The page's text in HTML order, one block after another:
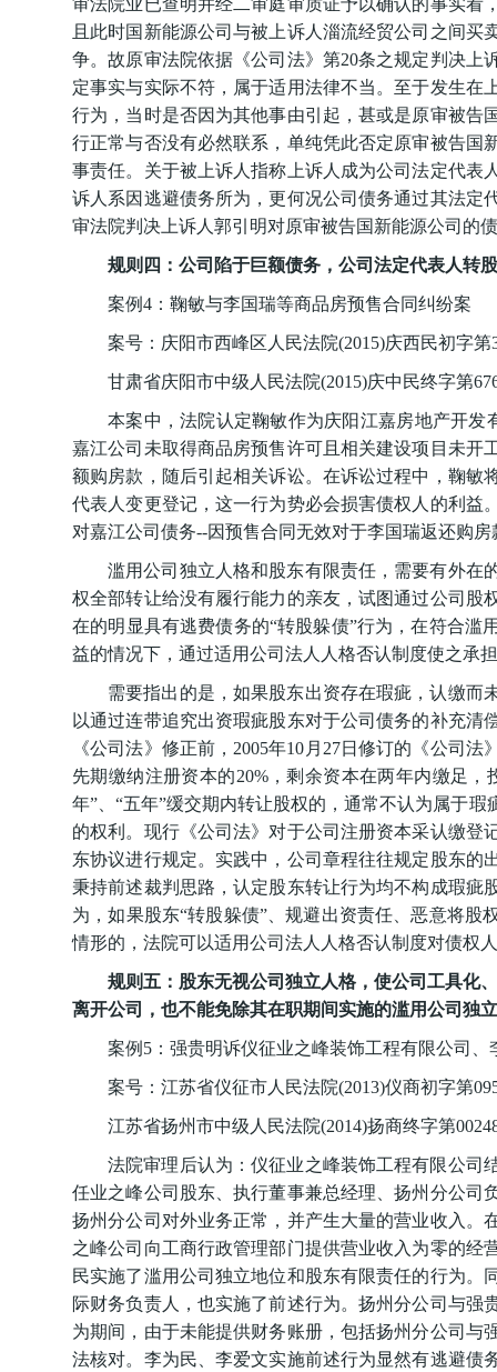
审法院业已查明并经二审庭审质证予以确认的事实看
且此时国新能源公司与被上诉人淄流经贸公司之间
争。故原审法院依据《公司法》第20条之规定判决
定事实与实际不符，属于适用法律不当。至于发生
行为，当时是否因为其他事由引起，甚或是原审被告
行正常与否没有必然联系，单纯凭此否定原审被告国
事责任。关于被上诉人指称上诉人成为公司法定代表
诉人系因逃避债务所为，更何况公司债务通过其法定
审法院判决上诉人郭引明对原审被告国新能源公司的
规则四：公司陷于巨额债务，公司法定代表人转
案例4：鞠敏与李国瑞等商品房预售合同纠纷案
案号：庆阳市西峰区人民法院(2015)庆西民初字
甘肃省庆阳市中级人民法院(2015)庆中民终字第
本案中，法院认定鞠敏作为庆阳江嘉房地产开
嘉江公司未取得商品房预售许可且相关建设项目未开
额购房款，随后引起相关诉讼。在诉讼过程中，鞠敏
代表人变更登记，这一行为势必会损害债权人的利益
对嘉江公司债务--因预售合同无效对于李国瑞返还购
滥用公司独立人格和股东有限责任，需要有外在
权全部转让给没有履行能力的亲友，试图通过公司股
在的明显具有逃费债务的“转股躲债”行为，在符合
益的情况下，通过适用公司法人人格否认制度使之承
需要指出的是，如果股东出资存在瑕疵，认缴而
以通过连带追究出资瑕疵股东对于公司债务的补充
《公司法》修正前，2005年10月27日修订的《公司
先期缴纳注册资本的20%，剩余资本在两年内缴足
年”、“五年”缓交期内转让股权的，通常不认为属于
的权利。现行《公司法》对于公司注册资本采认缴
东协议进行规定。实践中，公司章程往往规定股东
秉持前述裁判思路，认定股东转让行为均不构成瑕
为，如果股东“转股躲债”、规避出资责任、恶意将
情形的，法院可以适用公司法人人格否认制度对债权
规则五：股东无视公司独立人格，使公司工具化
离开公司，也不能免除其在职期间实施的滥用公司独
案例5：强贵明诉仪征业之峰装饰工程有限公司
案号：江苏省仪征市人民法院(2013)仪商初字第
江苏省扬州市中级人民法院(2014)扬商终字第
法院审理后认为：仪征业之峰装饰工程有限公司
任业之峰公司股东、执行董事兼总经理、扬州分公司
扬州分公司对外业务正常，并产生大量的营业收入。
之峰公司向工商行政管理部门提供营业收入为零的
民实施了滥用公司独立地位和股东有限责任的行为
际财务负责人，也实施了前述行为。扬州分公司与
为期间，由于未能提供财务账册，包括扬州分公司
法核对。李为民、李爱文实施前述行为显然有逃避债